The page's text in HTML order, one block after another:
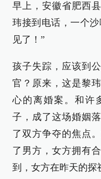
早上，安徽省肥西
玮接到电话，一个
见了！”
孩子失踪，应该到
官？原来，这是黎
心的离婚案。和许
子，成了这场婚姻
了双方争夺的焦点
了男方，女方拥有
到，女方在昨天的探